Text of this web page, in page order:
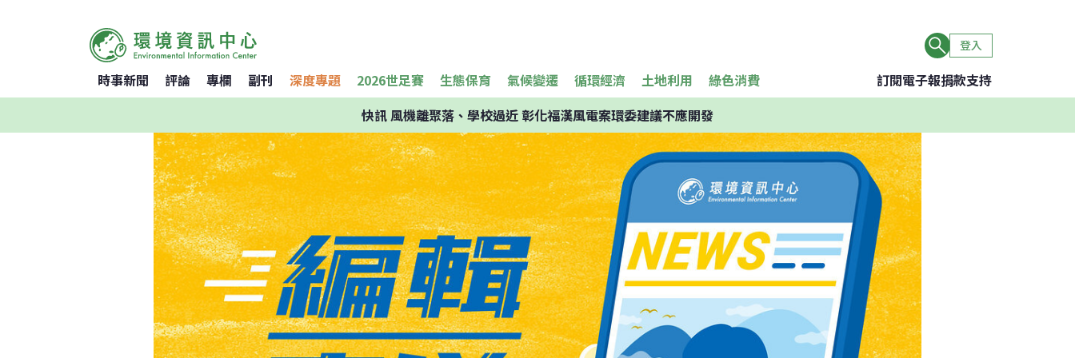
登入
時事新聞 評論 專欄 副刊 深度專題 2026世足賽 生態保育 氣候變遷 循環經濟 土地利用 綠色消費 訂閱電子報捐款支持
快訊風機離聚落、學校過近 彰化福漢風電案環委建議不應開發